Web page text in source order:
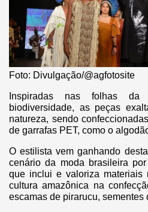
Foto: Divulgação/@agfotosite
Inspiradas nas folhas
biodiversidade, as peças
natureza, sendo
de garrafas PET, como o
O estilista vem ganhando
cenário da moda brasileira
que inclui e valoriza materiais
cultura amazônica na
escamas de pirarucu, sementes